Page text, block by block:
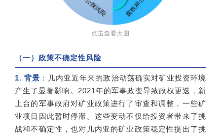
点击查看大图
（一）政策不确定性风险
1. 背景 ：几内亚近年来的政治动荡确实对矿业投资环境
产生了显著影响。2021年的军事政变导致政权更迭，新
上台的军事政府对矿业政策进行了审查和调整，一些矿
业项目因此暂时停滞。这些变动不仅给投资者带来了挑
战和不确定性，也对几内亚的矿业政策稳定性提出了挑